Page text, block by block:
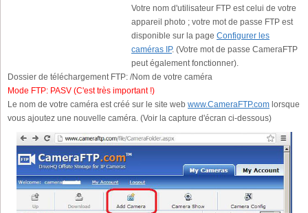
Votre nom d'utilisateur FTP est celui de votre
appareil photo ; votre mot de passe FTP est
disponible sur la page Configurer les
caméras IP. (Votre mot de passe CameraFTP
peut également fonctionner).
Dossier de téléchargement FTP: /Nom de votre caméra
Mode FTP: PASV (C'est très important !)
Le nom de votre caméra est créé sur le site web www.CameraFTP.com lorsque
vous ajoutez une nouvelle caméra. (Voir la capture d'écran ci-dessous)